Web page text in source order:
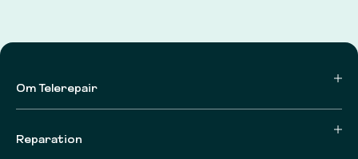
Om Telerepair
Reparation